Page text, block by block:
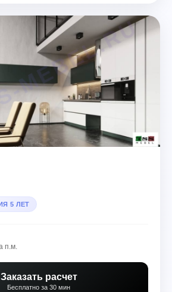
5 ЛЕТ
п.м.
Заказать расчет
Бесплатно за 30 мин